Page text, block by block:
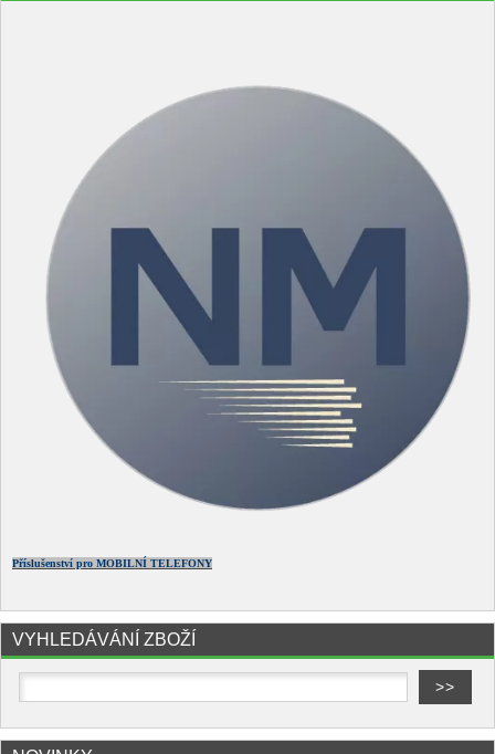
Příslušenství pro MOBILNÍ TELEFONY
VYHLEDÁVÁNÍ ZBOŽÍ